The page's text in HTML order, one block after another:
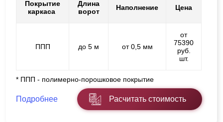
Покрытие
каркаса
Длина
ворот
Наполнение Цена
ППП до 5 м от 0,5 мм
от
75390
руб.
шт.
* ППП - полимерно-порошковое покрытие
Подробнее Расчитать стоимость